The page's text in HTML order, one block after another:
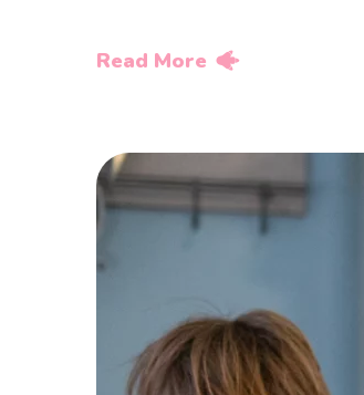
Read More